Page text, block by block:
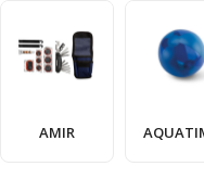
AMIR